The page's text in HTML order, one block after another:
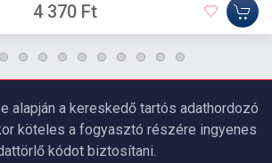
4 370 Ft
alapján a kereskedő tartós adathordozó
köteles a fogyasztó részére ingyenes
kódot biztosítani.